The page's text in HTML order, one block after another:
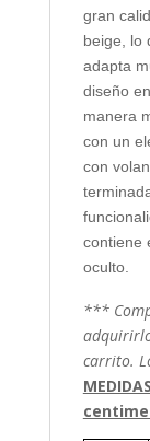
gran
beige, lo
adapta
diseño
manera
con un
con
contiene
oculto.
***
carrito.